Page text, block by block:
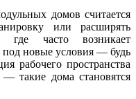
домов считается
или расширять
часто возникает
под новые условия — будь
рабочего пространства
— такие дома становятся